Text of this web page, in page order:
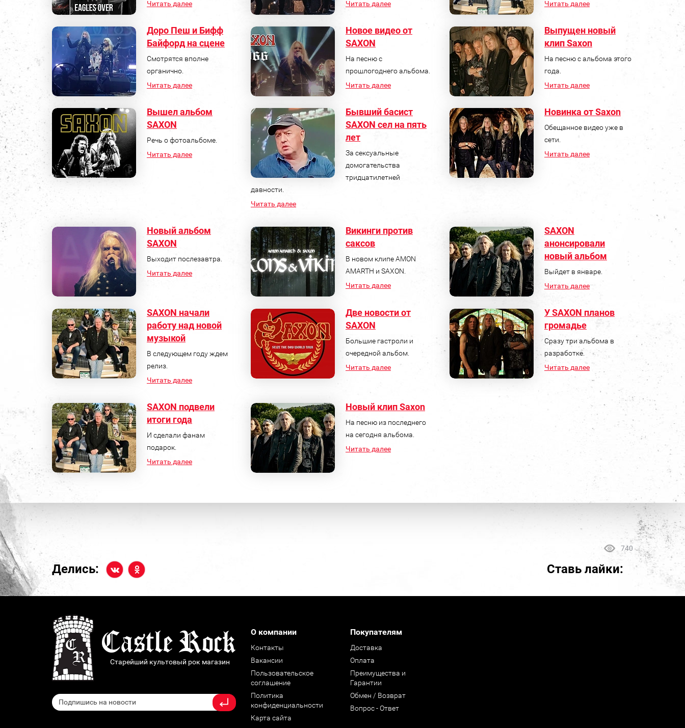
Читать далее
Читать далее
Читать далее
Доро Пеш и Бифф
Байфорд на сцене
Смотрятся вполне
органично.
Читать далее
Новое видео от
SAXON
На песню с
прошлогоднего альбома.
Читать далее
Выпущен новый
клип Saxon
На песню с альбома этого
года.
Читать далее
Вышел альбом
SAXON
Речь о фотоальбоме.
Читать далее
Бывший басист
SAXON сел на пять
лет
За сексуальные
домогательства
тридцатилетней
давности.
Читать далее
Новинка от Saxon
Обещанное видео уже в
сети.
Читать далее
Новый альбом
SAXON
Выходит послезавтра.
Читать далее
Викинги против
саксов
В новом клипе AMON
AMARTH и SAXON.
Читать далее
SAXON
анонсировали
новый альбом
Выйдет в январе.
Читать далее
SAXON начали
работу над новой
музыкой
В следующем году ждем
релиз.
Читать далее
Две новости от
SAXON
Большие гастроли и
очередной альбом.
Читать далее
У SAXON планов
громадье
Сразу три альбома в
разработке.
Читать далее
SAXON подвели
итоги года
И сделали фанам
подарок.
Читать далее
Новый клип Saxon
На песню из последнего
на сегодня альбома.
Читать далее
740
Делись: Ставь лайки:
Старейший культовый рок магазин
О компании
Контакты
Вакансии
Пользовательское
соглашение
Политика
конфиденциальности
Карта сайта
Покупателям
Доставка
Оплата
Преимущества и
Гарантии
Обмен / Возврат
Вопрос - Ответ